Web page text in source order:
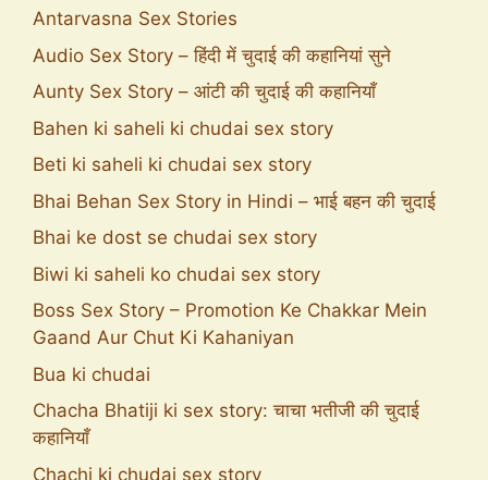
Antarvasna Sex Stories
Audio Sex Story – हिंदी में चुदाई की कहानियां सुने
Aunty Sex Story – आंटी की चुदाई की कहानियाँ
Bahen ki saheli ki chudai sex story
Beti ki saheli ki chudai sex story
Bhai Behan Sex Story in Hindi – भाई बहन की चुदाई
Bhai ke dost se chudai sex story
Biwi ki saheli ko chudai sex story
Boss Sex Story – Promotion Ke Chakkar Mein
Gaand Aur Chut Ki Kahaniyan
Bua ki chudai
Chacha Bhatiji ki sex story: चाचा भतीजी की चुदाई
कहानियाँ
Chachi ki chudai sex story